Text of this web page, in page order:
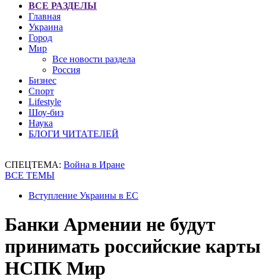
ВСЕ РАЗДЕЛЫ
Главная
Украина
Город
Мир
Все новости раздела
Россия
Бизнес
Спорт
Lifestyle
Шоу-биз
Наука
БЛОГИ ЧИТАТЕЛЕЙ
СПЕЦТЕМА: Война в Иране
ВСЕ ТЕМЫ
Вступление Украины в ЕС
Банки Армении не будут
принимать российские карты
НСПК Мир